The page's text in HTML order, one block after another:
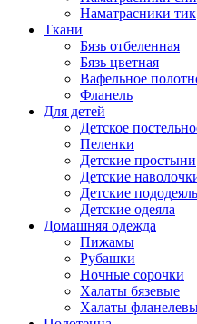
Наматрасники тик
Ткани
Бязь отбеленная
Бязь цветная
Вафельное
Фланель
Для детей
Детское
Пеленки
Детские простыни
Детские
Детские
Детские одеяла
Домашняя одежда
Пижамы
Рубашки
Ночные сорочки
Халаты бязевые
Халаты